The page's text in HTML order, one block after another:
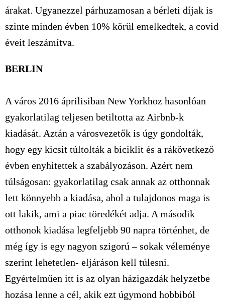
árakat. Ugyanezzel párhuzamosan a bérleti díjak is
szinte minden évben 10% körül emelkedtek, a covid
éveit leszámítva.
BERLIN
A város 2016 áprilisiban New Yorkhoz hasonlóan
gyakorlatilag teljesen betiltotta az Airbnb-k
kiadását. Aztán a városvezetők is úgy gondolták,
hogy egy kicsit túltolták a biciklit és a rákövetkező
évben enyhitettek a szabályozáson. Azért nem
túlságosan: gyakorlatilag csak annak az otthonnak
lett könnyebb a kiadása, ahol a tulajdonos maga is
ott lakik, ami a piac töredékét adja. A második
otthonok kiadása legfeljebb 90 napra történhet, de
még így is egy nagyon szigorú – sokak véleménye
szerint lehetetlen- eljáráson kell túlesni.
Egyértelműen itt is az olyan házigazdák helyzetbe
hozása lenne a cél, akik ezt úgymond hobbiból